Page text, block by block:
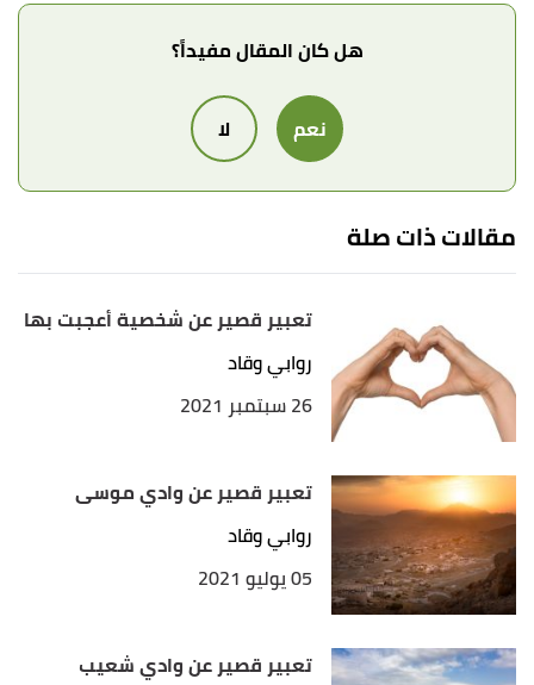
هل كان المقال مفيداً؟
نعم لا
مقالات ذات صلة
تعبير قصير عن شخصية أعجبت بها
روابي وقاد
26 سبتمبر 2021
تعبير قصير عن وادي موسى
روابي وقاد
05 يوليو 2021
تعبير قصير عن وادي شعيب